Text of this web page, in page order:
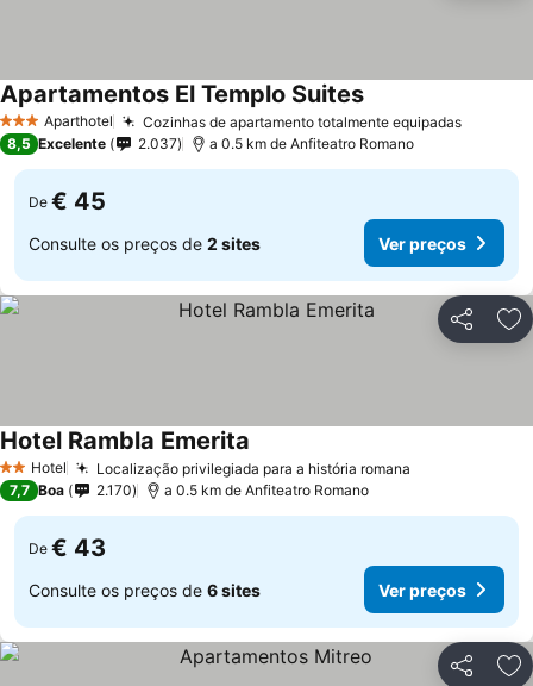
3 EstrelasAparthotel Cozinhas de apartamento totalmente equipadasVer
Apartamentos El Templo SuitesVer preços
8,5 Excelente 2.037 a 0.5 km de Anfiteatro Romano
De € 45
Consulte os preços de 2 sites Ver preços
Partilhar
2 Estrelas
Hotel Localização privilegiada para a história romana
Hotel Rambla Emerita
7,7 Boa 2.170 a 0.5 km de Anfiteatro Romano
De € 43
Consulte os preços de 6 sites Ver preços
Partilhar